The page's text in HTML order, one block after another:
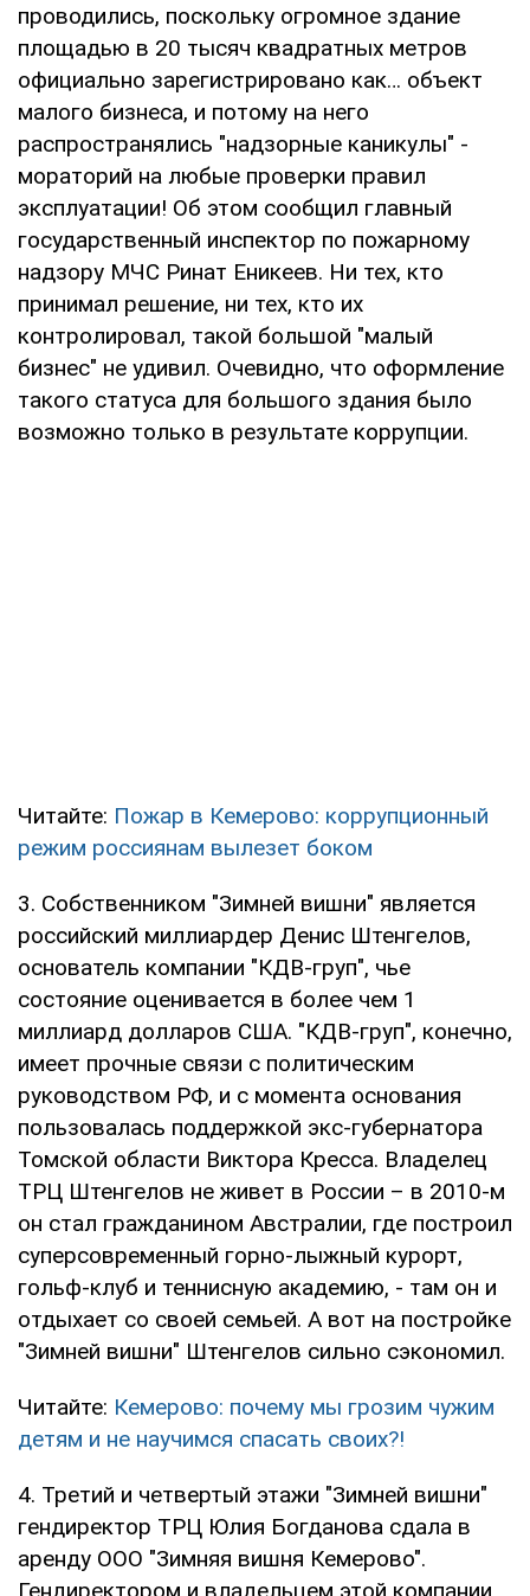
проводились, поскольку огромное здание
площадью в 20 тысяч квадратных метров
официально зарегистрировано как… объект
малого бизнеса, и потому на него
распространялись "надзорные каникулы" -
мораторий на любые проверки правил
эксплуатации! Об этом сообщил главный
государственный инспектор по пожарному
надзору МЧС Ринат Еникеев. Ни тех, кто
принимал решение, ни тех, кто их
контролировал, такой большой "малый
бизнес" не удивил. Очевидно, что оформление
такого статуса для большого здания было
возможно только в результате коррупции.
Читайте: Пожар в Кемерово: коррупционный
режим россиянам вылезет боком
3. Собственником "Зимней вишни" является
российский миллиардер Денис Штенгелов,
основатель компании "КДВ-груп", чье
состояние оценивается в более чем 1
миллиард долларов США. "КДВ-груп", конечно,
имеет прочные связи с политическим
руководством РФ, и с момента основания
пользовалась поддержкой экс-губернатора
Томской области Виктора Кресса. Владелец
ТРЦ Штенгелов не живет в России – в 2010-м
он стал гражданином Австралии, где построил
суперсовременный горно-лыжный курорт,
гольф-клуб и теннисную академию, - там он и
отдыхает со своей семьей. А вот на постройке
"Зимней вишни" Штенгелов сильно сэкономил.
Читайте: Кемерово: почему мы грозим чужим
детям и не научимся спасать своих?!
4. Третий и четвертый этажи "Зимней вишни"
гендиректор ТРЦ Юлия Богданова сдала в
аренду ООО "Зимняя вишня Кемерово".
Гендиректором и владельцем этой компании